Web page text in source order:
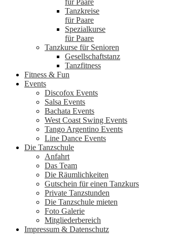
Tanzkreise
für Paare
Spezialkurse
für Paare
Tanzkurse für Senioren
Gesellschaftstanz
Tanzfitness
Fitness & Fun
Events
Discofox Events
Salsa Events
Bachata Events
West Coast Swing Events
Tango Argentino Events
Line Dance Events
Die Tanzschule
Anfahrt
Das Team
Die Räumlichkeiten
Gutschein für einen Tanzkurs
Private Tanzstunden
Die Tanzschule mieten
Foto Galerie
Mitgliederbereich
Impressum & Datenschutz